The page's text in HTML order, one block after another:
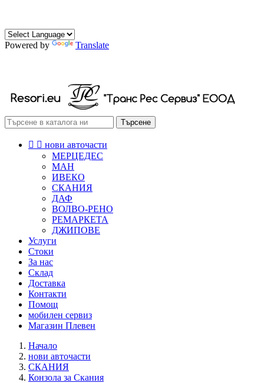
Powered by
Translate
Търсене
  нови авточасти
МЕРЦЕДЕС
МАН
ИВЕКО
СКАНИЯ
ДАФ
ВОЛВО-РЕНО
РЕМАРКЕТА
ДЖИПОВЕ
Услуги
Стоки
За нас
Склад
Доставка
Контакти
Помощ
мобилен сервиз
Магазин Плевен
Начало
нови авточасти
СКАНИЯ
Конзола за Скания